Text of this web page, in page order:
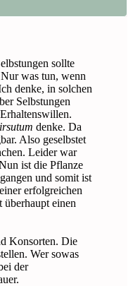
sollte
was tun, wenn
denke, in solchen
Selbstungen
denke. Da
Also geselbstet
Leider war
ist die Pflanze
und somit ist
erfolgreichen
überhaupt einen
Konsorten. Die
Wer sowas
der